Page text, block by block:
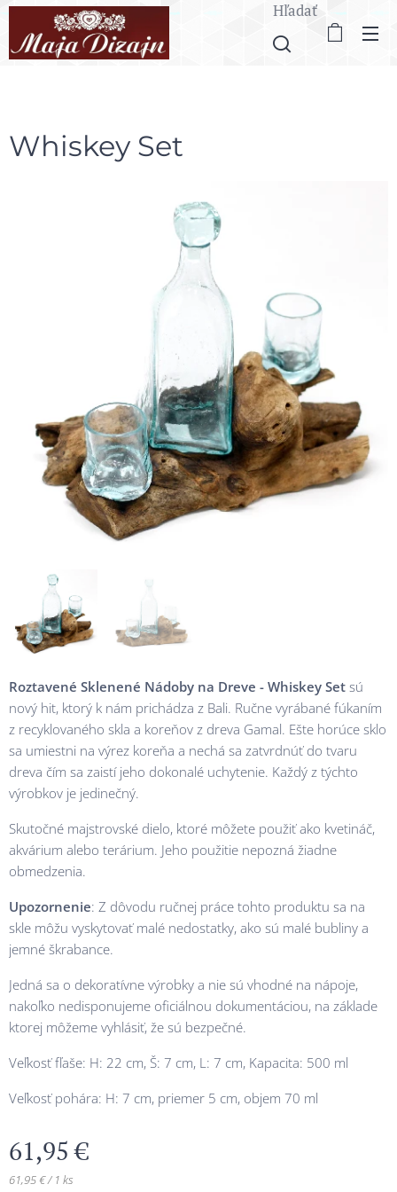
Hľadať
Whiskey Set
Roztavené Sklenené Nádoby na Dreve - Whiskey Set sú
nový hit, ktorý k nám prichádza z Bali. Ručne vyrábané fúkaním
z recyklovaného skla a koreňov z dreva Gamal. Ešte horúce sklo
sa umiestni na výrez koreňa a nechá sa zatvrdnúť do tvaru
dreva čím sa zaistí jeho dokonalé uchytenie. Každý z týchto
výrobkov je jedinečný.
Skutočné majstrovské dielo, ktoré môžete použiť ako kvetináč,
akvárium alebo terárium. Jeho použitie nepozná žiadne
obmedzenia.
Upozornenie: Z dôvodu ručnej práce tohto produktu sa na
skle môžu vyskytovať malé nedostatky, ako sú malé bubliny a
jemné škrabance.
Jedná sa o dekoratívne výrobky a nie sú vhodné na nápoje,
nakoľko nedisponujeme oficiálnou dokumentáciou, na základe
ktorej môžeme vyhlásiť, že sú bezpečné.
Veľkosť fľaše: H: 22 cm, Š: 7 cm, L: 7 cm, Kapacita: 500 ml
Veľkosť pohára: H: 7 cm, priemer 5 cm, objem 70 ml
61,95€
61,95 € / 1 ks